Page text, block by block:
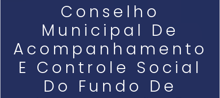
Conselho
Municipal De
Acompanhamento
E Controle Social
Do Fundo De